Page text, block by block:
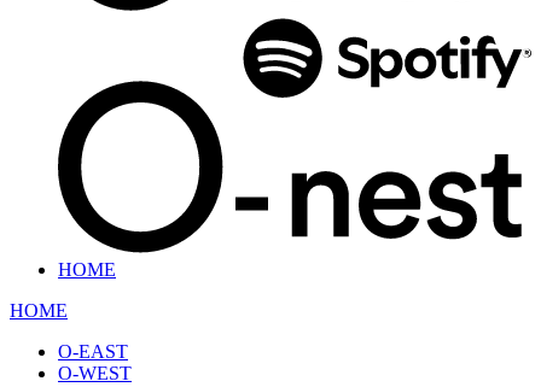
HOME
HOME
O-EAST
O-WEST